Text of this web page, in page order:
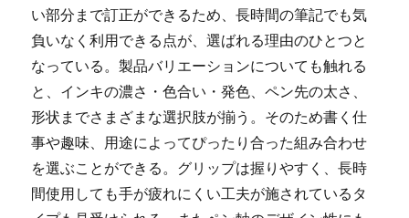
い部分まで訂正ができるため、長時間の筆記でも気
負いなく利用できる点が、選ばれる理由のひとつと
なっている。製品バリエーションについても触れる
と、インキの濃さ・色合い・発色、ペン先の太さ、
形状までさまざまな選択肢が揃う。そのため書く仕
事や趣味、用途によってぴったり合った組み合わせ
を選ぶことができる。グリップは握りやすく、長時
間使用しても手が疲れにくい工夫が施されているタ